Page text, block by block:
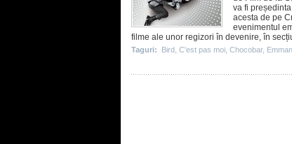
va fi
acesta de pe
evenimentul
filme ale unor regizori în devenire, în
Taguri: Bird C'est pas moi Chocobar,